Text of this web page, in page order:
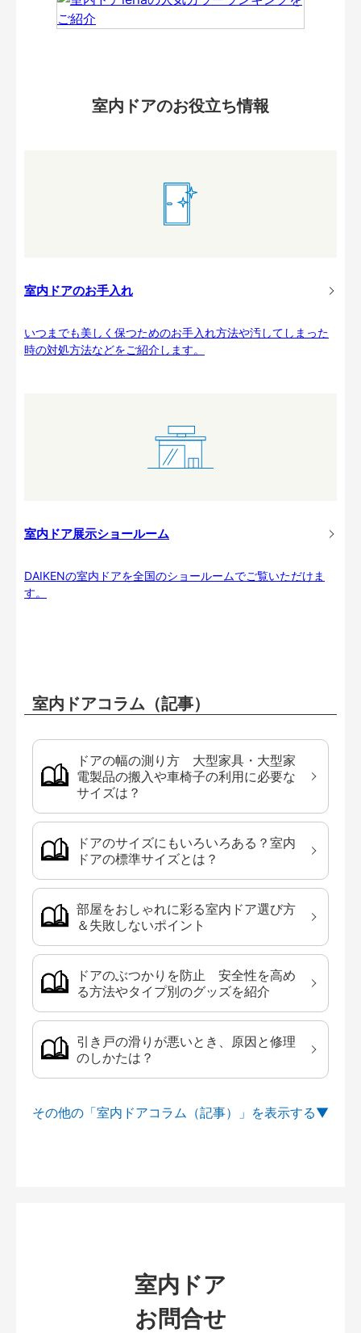
室内ドアのお役立ち情報
室内ドアのお手入れ
いつまでも美しく保つためのお手入れ方法や汚してしまった
時の対処方法などをご紹介します。
室内ドア展示ショールーム
DAIKENの室内ドアを全国のショールームでご覧いただけま
す。
室内ドアコラム（記事）
ドアの幅の測り方 大型家具・大型家
電製品の搬入や車椅子の利用に必要な
サイズは？
ドアのサイズにもいろいろある？室内
ドアの標準サイズとは？
部屋をおしゃれに彩る室内ドア選び方
＆失敗しないポイント
ドアのぶつかりを防止 安全性を高め
る方法やタイプ別のグッズを紹介
引き戸の滑りが悪いとき、原因と修理
のしかたは？
その他の「室内ドアコラム（記事）」を
室内ドア
お問合せ